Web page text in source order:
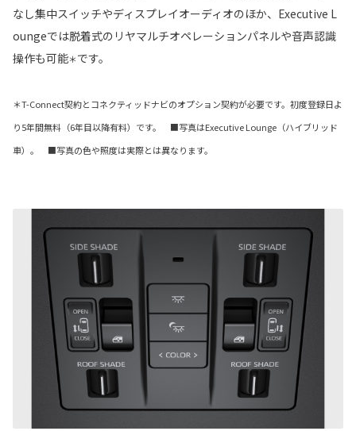
なし集中スイッチやディスプレイオーディオのほか、Executive L
oungeでは脱着式のリヤマルチオペレーションパネルや音声認識
操作も可能＊です。
＊T-Connect契約とコネクティッドナビのオプション契約が必要です。初度登録日よ
り5年間無料（6年目以降有料）です。 ■写真はExecutive Lounge（ハイブリッド
車）。 ■写真の色や照度は実際とは異なります。